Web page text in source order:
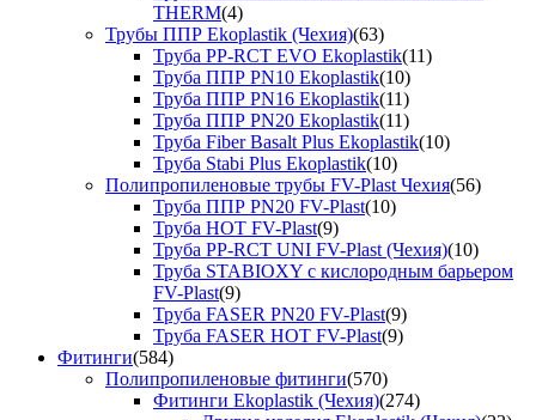
THERM(4)
Трубы ППР Ekoplastik (Чехия)(63)
Труба PP-RCT EVO Ekoplastik(11)
Труба ППР PN10 Ekoplastik(10)
Труба ППР PN16 Ekoplastik(11)
Труба ППР PN20 Ekoplastik(11)
Труба Fiber Basalt Plus Ekoplastik(10)
Труба Stabi Plus Ekoplastik(10)
Полипропиленовые трубы FV-Plast Чехия(56)
Труба ППР PN20 FV-Plast(10)
Труба HOT FV-Plast(9)
Труба PP-RCT UNI FV-Plast (Чехия)(10)
Труба STABIOXY с кислородным барьером
FV-Plast(9)
Труба FASER PN20 FV-Plast(9)
Труба FASER HOT FV-Plast(9)
Фитинги(584)
Полипропиленовые фитинги(570)
Фитинги Ekoplastik (Чехия)(274)